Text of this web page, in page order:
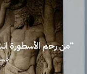
“من رحم الأسطورة